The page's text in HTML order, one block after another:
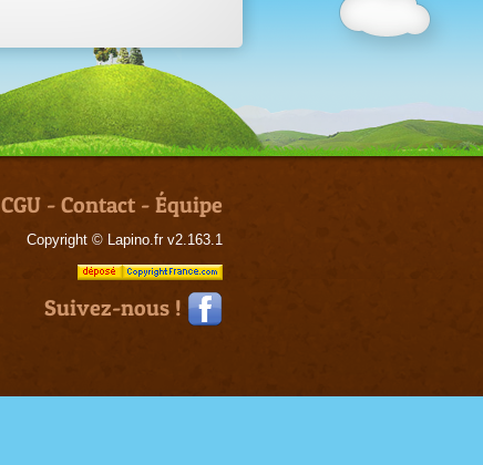
CGU - Contact - Équipe
Copyright © Lapino.fr v2.163.1
Suivez-nous !